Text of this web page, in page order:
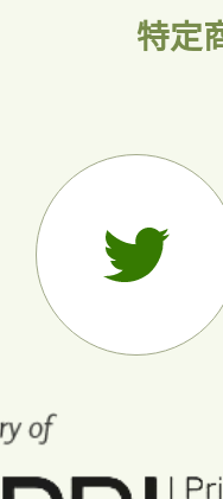
特定